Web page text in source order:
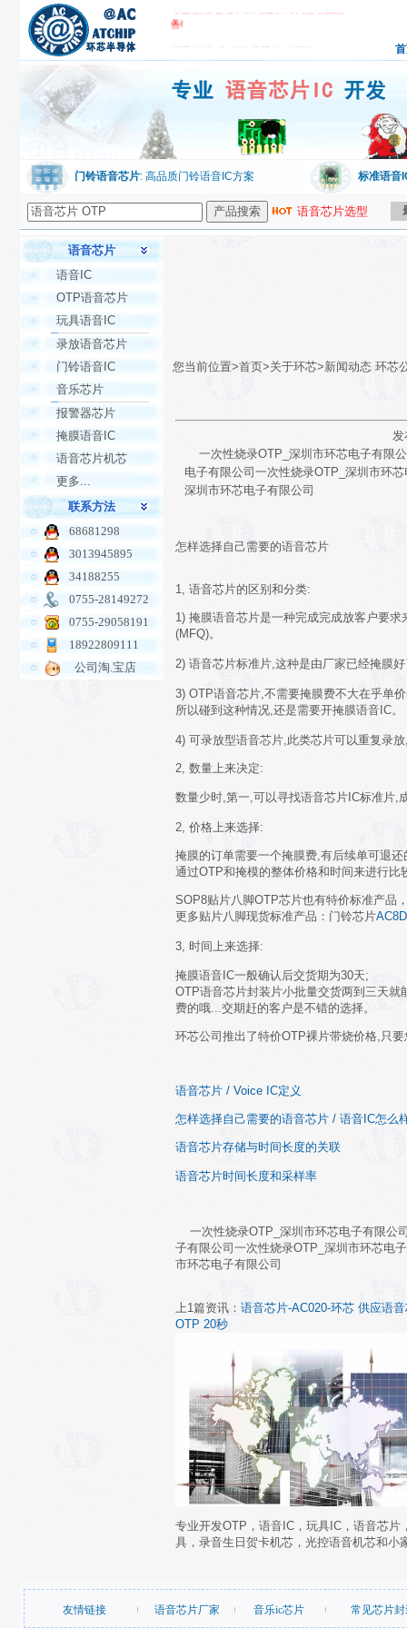
务!
环芯公司,专业语音芯片IC开发
门铃语音芯片: 高品质门铃语音IC方案 标准语音
语音芯片选型
语音芯片
语音IC
OTP语音芯片
玩具语音IC
录放语音芯片
门铃语音IC
音乐芯片
报警器芯片
掩膜语音IC
语音芯片机芯
更多...
联系方法
68681298
3013945895
34188255
0755-28149272
0755-29058191
18922809111
公司淘.宝店
您当前位置>首页>关于环芯>新闻动态 环芯
一次性烧录OTP_深圳市环芯电子有限
电子有限公司一次性烧录OTP_深圳市环
深圳市环芯电子有限公司
怎样选择自己需要的语音芯片
1, 语音芯片的区别和分类:
1) 掩膜语音芯片是一种完成完成放客户要
(MFQ)。
2) 语音芯片标准片,这种是由厂家已经掩膜
3) OTP语音芯片,不需要掩膜费不大在乎单
所以碰到这种情况,还是需要开掩膜语音IC。
4) 可录放型语音芯片,此类芯片可以重复录
2, 数量上来决定:
数量少时,第一,可以寻找语音芯片IC标准片,
2, 价格上来选择:
掩膜的订单需要一个掩膜费,有后续单可退
通过OTP和掩模的整体价格和时间来进行比
SOP8贴片八脚OTP芯片也有特价标准产品
更多贴片八脚现货标准产品：门铃芯片
3, 时间上来选择:
掩膜语音IC一般确认后交货期为30天;
OTP语音芯片封装片小批量交货两到三天
费的哦...交期赶的客户是不错的选择。
环芯公司推出了特价OTP裸片带烧价格,只
语音芯片 / Voice IC定义
怎样选择自己需要的语音芯片 / 语音IC怎么
语音芯片存储与时间长度的关联
语音芯片时间长度和采样率
一次性烧录OTP_深圳市环芯电子有限公
子有限公司一次性烧录OTP_深圳市环芯电
市环芯电子有限公司
上1篇资讯： 语音芯片-AC020-环芯 供应语
OTP 20秒
专业开发OTP，语音IC，玩具IC，语音芯
具，录音生日贺卡机芯，光控语音机芯和小
友情链接 语音芯片厂家 音乐ic芯片 常见芯片